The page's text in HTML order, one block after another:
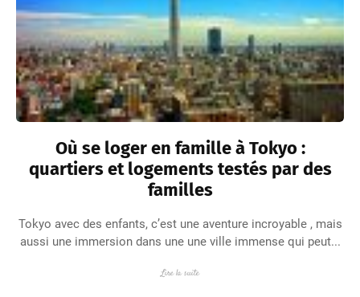
Où se loger en famille à Tokyo :
quartiers et logements testés par des
familles
Tokyo avec des enfants, c’est une aventure incroyable , mais
aussi une immersion dans une une ville immense qui peut...
Lire la suite